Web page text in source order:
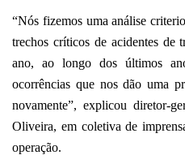
“Nós fizemos uma análise
trechos críticos de acidentes de
ano, ao longo dos últimos
ocorrências que nos dão uma
novamente”, explicou diretor-
Oliveira, em coletiva de
operação.